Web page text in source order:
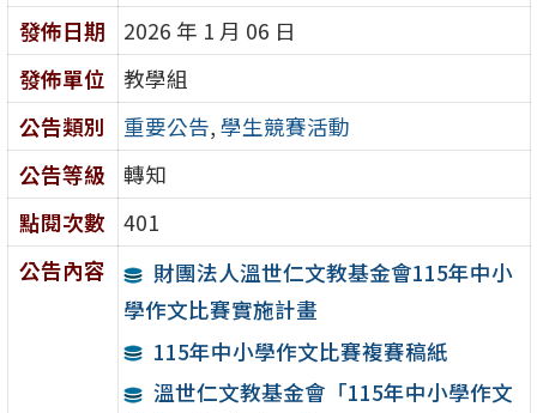
發佈日期
2026 年 1 月 06 日
發佈單位
教學組
公告類別
重要公告, 學生競賽活動
公告等級
轉知
點閱次數
401
公告內容
財團法人溫世仁文教基金會115年中小
學作文比賽實施計畫
115年中小學作文比賽複賽稿紙
溫世仁文教基金會「115年中小學作文